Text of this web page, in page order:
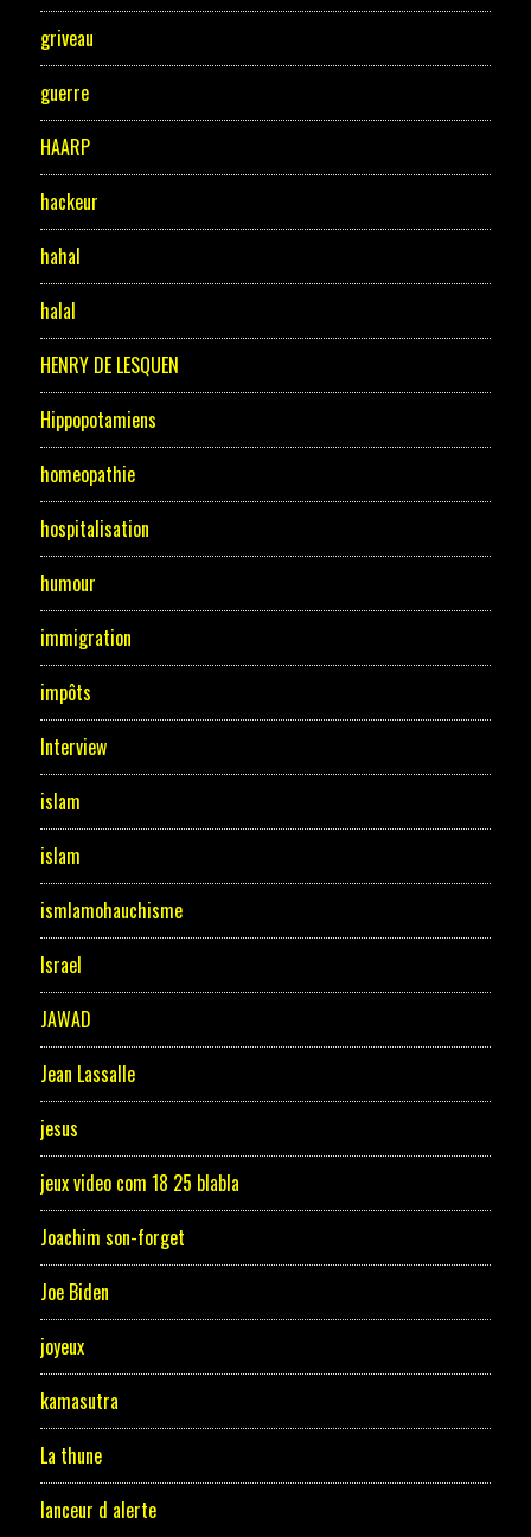
griveau
guerre
HAARP
hackeur
hahal
halal
HENRY DE LESQUEN
Hippopotamiens
homeopathie
hospitalisation
humour
immigration
impôts
Interview
islam
islam
ismlamohauchisme
Israel
JAWAD
Jean Lassalle
jesus
jeux video com 18 25 blabla
Joachim son-forget
Joe Biden
joyeux
kamasutra
La thune
lanceur d alerte